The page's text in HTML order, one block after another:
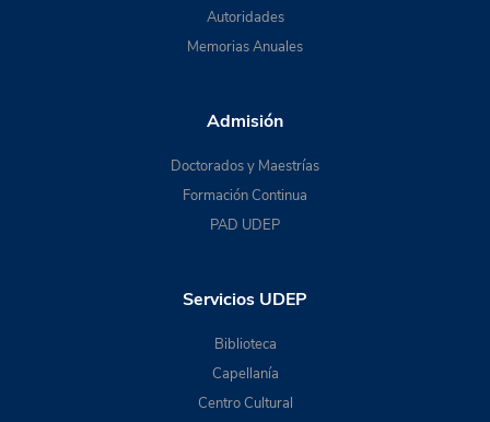
Autoridades
Memorias Anuales
Admisión
Doctorados y Maestrías
Formación Continua
PAD UDEP
Servicios UDEP
Biblioteca
Capellanía
Centro Cultural